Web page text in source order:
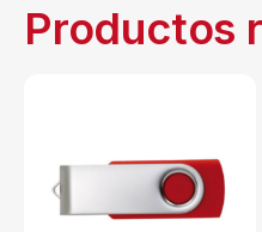
Productos